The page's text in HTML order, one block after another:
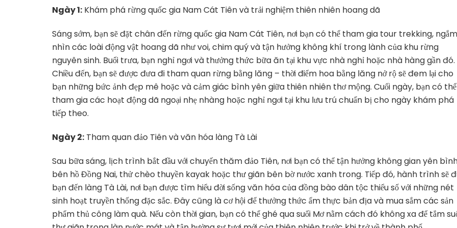
Ngày 1: Khám phá rừng quốc gia Nam Cát Tiên và trải nghiệm thiên nhiên hoang dã
Sáng sớm, bạn sẽ đặt chân đến rừng quốc gia Nam Cát Tiên, nơi bạn có thể tham gia tour trekking, ngắm
nhìn các loài động vật hoang dã như voi, chim quý và tận hưởng không khí trong lành của khu rừng
nguyên sinh. Buổi trưa, bạn nghỉ ngơi và thưởng thức bữa ăn tại khu vực nhà nghỉ hoặc nhà hàng gần đó.
Chiều đến, bạn sẽ được đưa đi tham quan rừng bằng lăng – thời điểm hoa bằng lăng nở rộ sẽ đem lại cho
bạn những bức ảnh đẹp mê hoặc và cảm giác bình yên giữa thiên nhiên thơ mộng. Cuối ngày, bạn có thể
tham gia các hoạt động dã ngoại nhẹ nhàng hoặc nghỉ ngơi tại khu lưu trú chuẩn bị cho ngày khám phá
tiếp theo.
Ngày 2: Tham quan đảo Tiên và văn hóa làng Tà Lài
Sau bữa sáng, lịch trình bắt đầu với chuyến thăm đảo Tiên, nơi bạn có thể tận hưởng không gian yên
bên hồ Đồng Nai, thử chèo thuyền kayak hoặc thư giãn bên bờ nước xanh trong. Tiếp đó, hành trình sẽ
bạn đến làng Tà Lài, nơi bạn được tìm hiểu đời sống văn hóa của đồng bào dân tộc thiểu số với những nét
sinh hoạt truyền thống đặc sắc. Đây cũng là cơ hội để thưởng thức ẩm thực bản địa và mua sắm các sản
phẩm thủ công làm quà. Nếu còn thời gian, bạn có thể ghé qua suối Mơ nằm cách đó không xa để tắm